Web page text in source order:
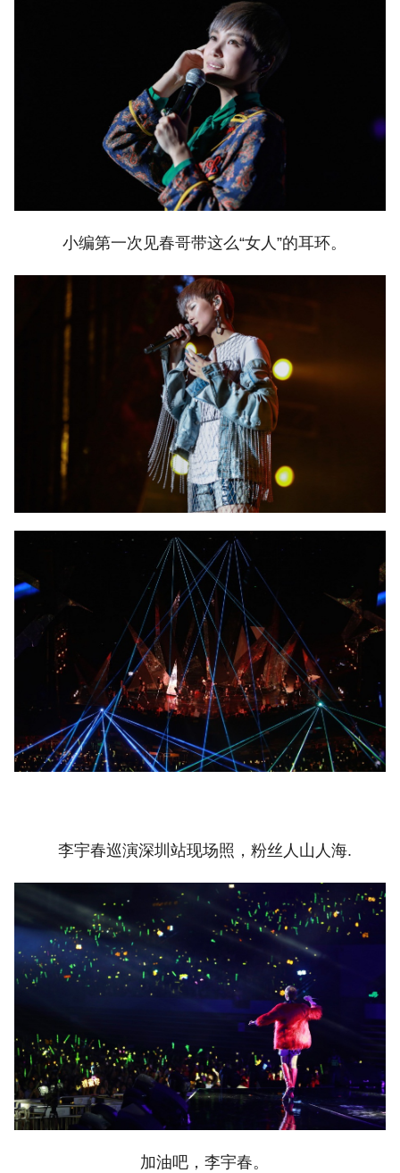
小编第一次见春哥带这么“女人”的耳环。
李宇春巡演深圳站现场照，粉丝人山人海.
加油吧，李宇春。